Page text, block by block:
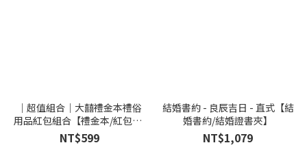
｜超值組合｜大囍禮金本禮俗
用品紅包組合【禮金本/紅包袋/
鑽石簽名筆】
NT$599
結婚書約 - 良辰吉日 - 直式【結
婚書約/結婚證書夾】
NT$1,079